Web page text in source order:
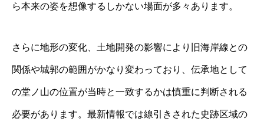
ら本来の姿を想像するしかない場面が多々あります。
さらに地形の変化、土地開発の影響により旧海岸線との
関係や城郭の範囲がかなり変わっており、伝承地として
の堂ノ山の位置が当時と一致するかは慎重に判断される
必要があります。最新情報では線引きされた史跡区域の